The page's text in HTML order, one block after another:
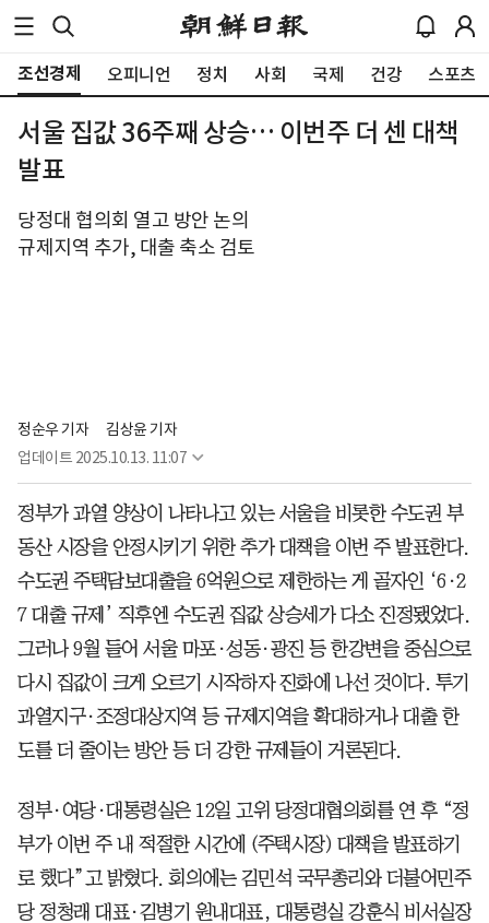
조선경제 오피니언 정치 사회 국제 건강 스포츠
서울 집값 36주째 상승… 이번주 더 센 대책
발표
당정대 협의회 열고 방안 논의
규제지역 추가, 대출 축소 검토
정순우 기자
김상윤 기자
업데이트 2025.10.13. 11:07
정부가 과열 양상이 나타나고 있는 서울을 비롯한 수도권 부
동산 시장을 안정시키기 위한 추가 대책을 이번 주 발표한다.
수도권 주택담보대출을 6억원으로 제한하는 게 골자인 ‘6·2
7 대출 규제’ 직후엔 수도권 집값 상승세가 다소 진정됐었다.
그러나 9월 들어 서울 마포·성동·광진 등 한강변을 중심으로
다시 집값이 크게 오르기 시작하자 진화에 나선 것이다. 투기
과열지구·조정대상지역 등 규제지역을 확대하거나 대출 한
도를 더 줄이는 방안 등 더 강한 규제들이 거론된다.
정부·여당·대통령실은 12일 고위 당정대협의회를 연 후 “정
부가 이번 주 내 적절한 시간에 (주택시장) 대책을 발표하기
로 했다”고 밝혔다. 회의에는 김민석 국무총리와 더불어민주
당 정청래 대표·김병기 원내대표, 대통령실 강훈식 비서실장